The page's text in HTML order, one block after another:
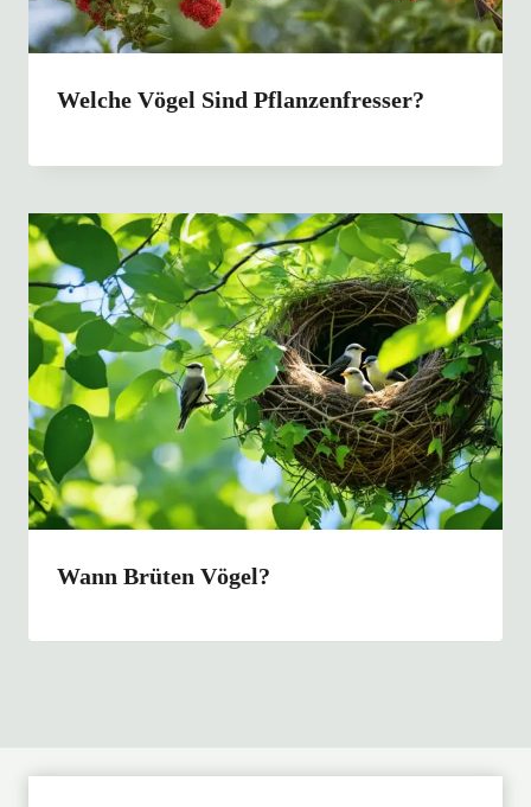
Welche Vögel Sind Pflanzenfresser?
Wann Brüten Vögel?